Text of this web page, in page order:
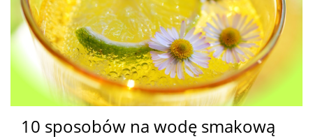
10 sposobów na wodę smakową